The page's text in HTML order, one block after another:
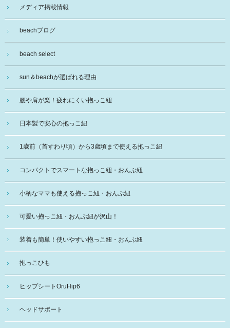
メディア掲載情報
beachブログ
beach select
sun＆beachが選ばれる理由
腰や肩が楽！疲れにくい抱っこ紐
日本製で安心の抱っこ紐
1歳前（首すわり頃）から3歳頃まで使える抱っこ紐
コンパクトでスマートな抱っこ紐・おんぶ紐
小柄なママも使える抱っこ紐・おんぶ紐
可愛い抱っこ紐・おんぶ紐が沢山！
装着も簡単！使いやすい抱っこ紐・おんぶ紐
抱っこひも
ヒップシートOruHip6
ヘッドサポート